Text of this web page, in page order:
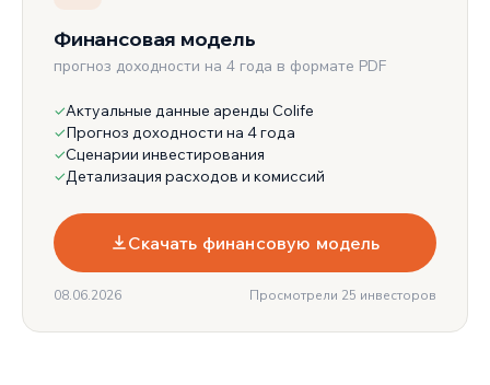
Финансовая модель
прогноз доходности на 4 года в формате PDF
✓Актуальные данные аренды Colife
✓Прогноз доходности на 4 года
✓Сценарии инвестирования
✓Детализация расходов и комиссий
Скачать финансовую модель
08.06.2026 Просмотрели 25 инвесторов